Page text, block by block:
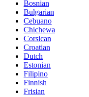
Bosnian
Bulgarian
Cebuano
Chichewa
Corsican
Croatian
Dutch
Estonian
Filipino
Finnish
Frisian